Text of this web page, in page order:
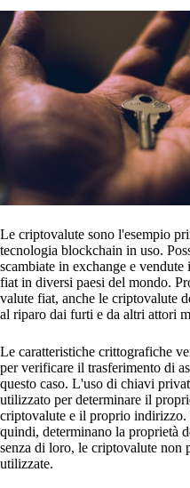
Le criptovalute sono l'esempio
tecnologia blockchain in uso.
scambiate in exchange e
fiat in diversi paesi del mondo.
valute fiat, anche le criptovalute
al riparo dai furti e da altri attori
Le caratteristiche crittografiche
per verificare il trasferimento di
questo caso. L'uso di chiavi
utilizzato per determinare il
criptovalute e il proprio indirizzo.
quindi, determinano la proprietà
senza di loro, le criptovalute non
utilizzate.